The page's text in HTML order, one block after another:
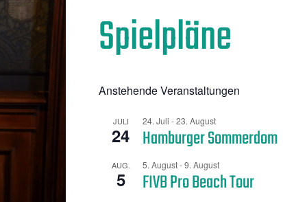
Spielpläne
Anstehende Veranstaltungen
JULI
24
24. Juli -23. August
Hamburger Sommerdom
AUG.
5
5. August-9. August
FIVB Pro Beach Tour